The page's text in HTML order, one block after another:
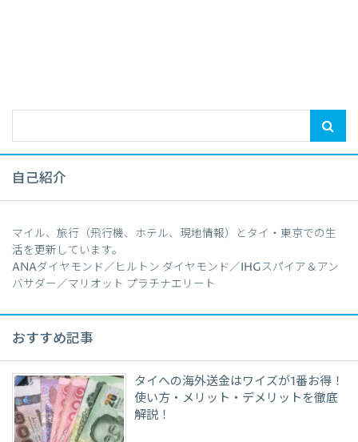
自己紹介
マイル、旅行（飛行機、ホテル、現地情報）とタイ・東京での生
活を更新しています。
ANAダイヤモンド／ヒルトン ダイヤモンド／IHGスパイア＆アン
バサダー／マリオット プラチナエリート
おすすめ記事
タイへの海外送金はワイズが1番お得！
使い方・メリット・デメリットを徹底
解説！